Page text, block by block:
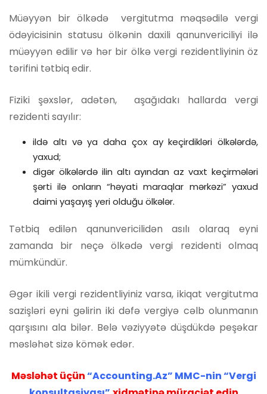
Müəyyən bir ölkədə vergitutma məqsədilə vergi
ödəyicisinin statusu ölkənin daxili qanunvericiliyi ilə
müəyyən edilir və hər bir ölkə vergi rezidentliyinin öz
tərifini tətbiq edir.
Fiziki şəxslər, adətən, aşağıdakı hallarda vergi
rezidenti sayılır:
ildə altı və ya daha çox ay keçirdikləri ölkələrdə,
yaxud;
digər ölkələrdə ilin altı ayından az vaxt keçirmələri
şərti ilə onların “həyati maraqlar mərkəzi” yaxud
daimi yaşayış yeri olduğu ölkələr.
Tətbiq edilən qanunvericilidən asılı olaraq eyni
zamanda bir neçə ölkədə vergi rezidenti olmaq
mümkündür.
Əgər ikili vergi rezidentliyiniz varsa, ikiqat vergitutma
sazişləri eyni gəlirin iki dəfə vergiyə cəlb olunmanın
qarşısını ala bilər. Belə vəziyyətə düşdükdə peşəkar
məsləhət sizə kömək edər.
Məsləhət üçün“Accounting.Az” MMC-nin “Vergi